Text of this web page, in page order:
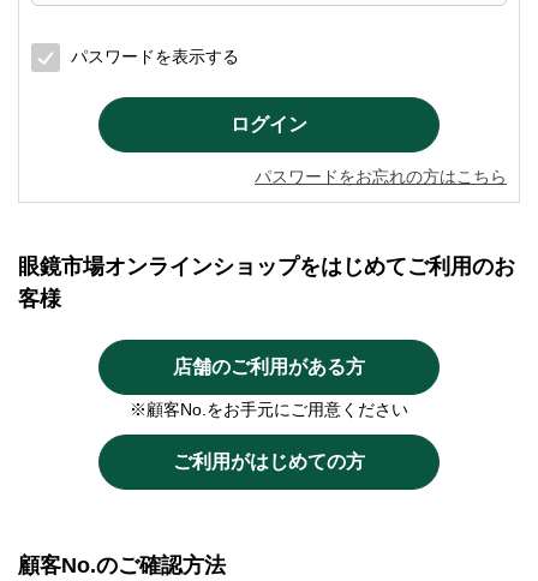
パスワードを表示する
パスワードをお忘れの方はこちら
眼鏡市場オンラインショップをはじめてご利用のお
客様
店舗のご利用がある方
※顧客No.をお手元にご用意ください
ご利用がはじめての方
顧客No.のご確認方法